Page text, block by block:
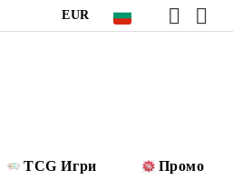
EUR
TCG Игри Промо